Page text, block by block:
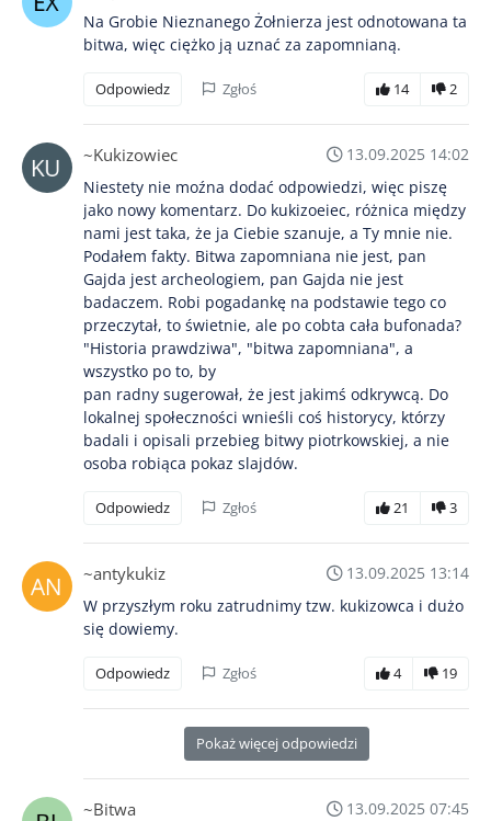
Na Grobie Nieznanego Żołnierza jest odnotowana ta
bitwa, więc ciężko ją uznać za zapomnianą.
Odpowiedz Zgłoś 14 2
~Kukizowiec
13.09.2025 14:02
Niestety nie moźna dodać odpowiedzi, więc piszę
jako nowy komentarz. Do kukizoeiec, różnica między
nami jest taka, że ja Ciebie szanuje, a Ty mnie nie.
Podałem fakty. Bitwa zapomniana nie jest, pan
Gajda jest archeologiem, pan Gajda nie jest
badaczem. Robi pogadankę na podstawie tego co
przeczytał, to świetnie, ale po cobta cała bufonada?
"Historia prawdziwa", "bitwa zapomniana", a
wszystko po to, by
pan radny sugerował, że jest jakimś odkrywcą. Do
lokalnej społeczności wnieśli coś historycy, którzy
badali i opisali przebieg bitwy piotrkowskiej, a nie
osoba robiąca pokaz slajdów.
Odpowiedz Zgłoś 21 3
~antykukiz
13.09.2025 13:14
W przyszłym roku zatrudnimy tzw. kukizowca i dużo
się dowiemy.
Odpowiedz Zgłoś 4 19
Pokaż więcej odpowiedzi
~Bitwa
13.09.2025 07:45